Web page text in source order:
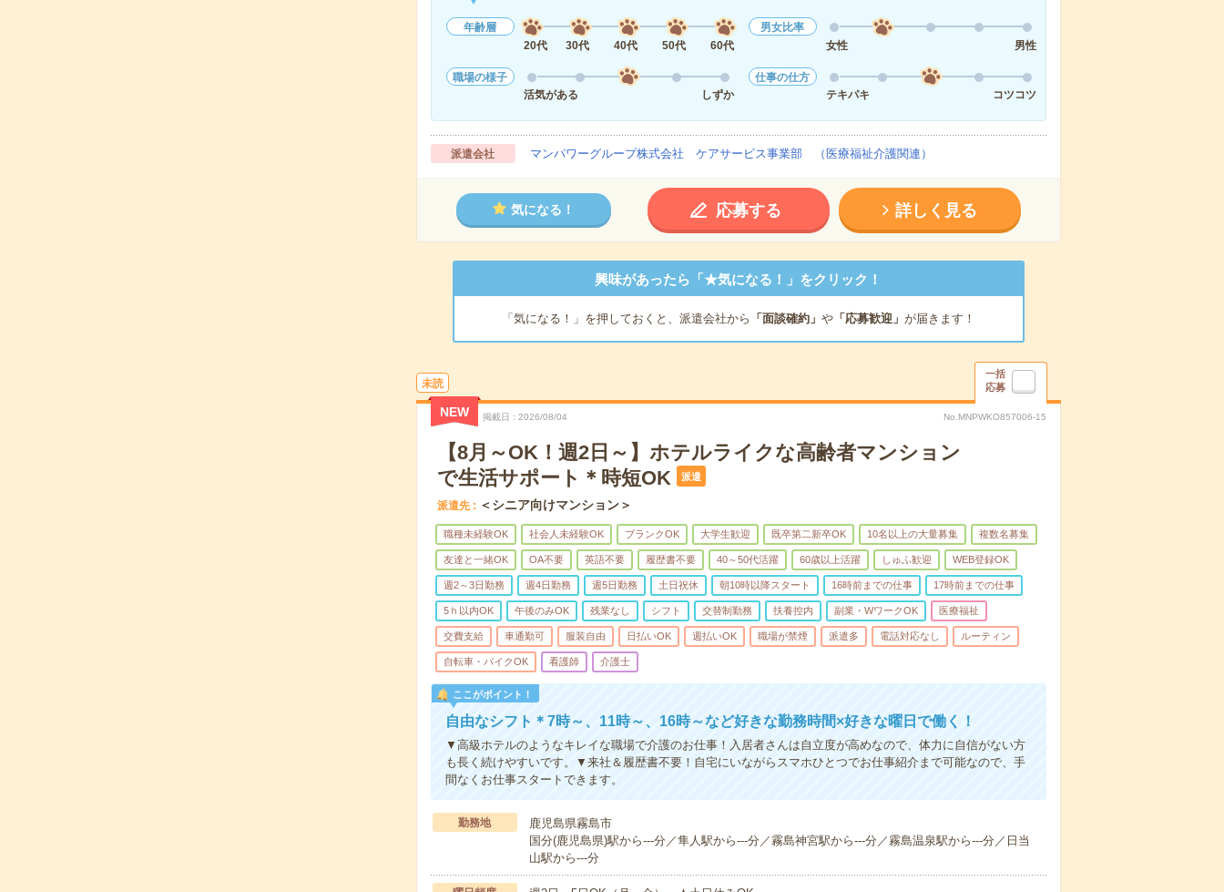
年齢層
20代
30代 40代 50代 60代
男女比率
女性
男性
職場の様子
活気がある
しずか
仕事の仕方
テキパキ
コツコツ
派遣会社 マンパワーグループ株式会社 ケアサービス事業部 （医療福祉介護関連）
気になる！ 応募する 詳しく見る
興味があったら「★気になる！」をクリック！
「気になる！」を押しておくと、派遣会社から 「面談確約」 や「応募歓迎」 が届きます！
未読
一括
応募
NEW 掲載日 2026/08/04 No.MNPWKO857006-15
【8月～OK！週2日～】ホテルライクな高齢者マンション
で生活サポート＊時短OK
派遣
派遣先 ＜シニア向けマンション＞
職種未経験OK 社会人未経験OK ブランクOK 大学生歓迎 既卒第二新卒OK 10名以上の大量募集 複数名募集
友達と一緒OK OA不要 英語不要 履歴書不要 40～50代活躍 60歳以上活躍 しゅふ歓迎 WEB登録OK
週2～3日勤務 週4日勤務 週5日勤務 土日祝休 朝10時以降スタート 16時前までの仕事 17時前までの仕事
5ｈ以内OK 午後のみOK 残業なし シフト 交替制勤務 扶養控内 副業・WワークOK 医療福祉
交費支給 車通勤可 服装自由 日払いOK 週払いOK 職場が禁煙 派遣多 電話対応なし ルーティン
自転車・バイクOK 看護師 介護士
ここがポイント！
自由なシフト＊7時～、11時～、16時～など好きな勤務時間×好きな曜日で働く！
▼高級ホテルのようなキレイな職場で介護のお仕事！入居者さんは自立度が高めなので、体力に自信がない方
も長く続けやすいです。▼来社＆履歴書不要！自宅にいながらスマホひとつでお仕事紹介まで可能なので、手
間なくお仕事スタートできます。
勤務地
鹿児島県霧島市
国分(鹿児島県)駅から---分／隼人駅から---分／霧島神宮駅から---分／霧島温泉駅から---分／日当
山駅から---分